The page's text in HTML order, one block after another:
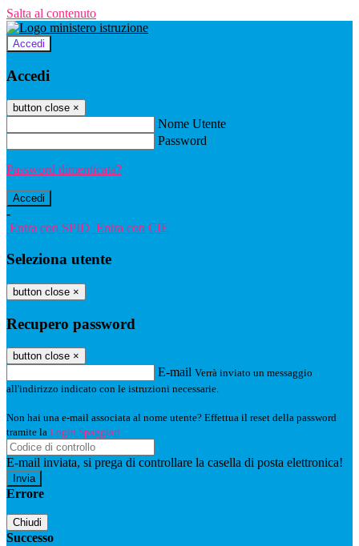
Salta al contenuto
Accedi
Accedi
button close ×
Nome Utente
Password
Password dimenticata?
-
Entra con SPID Entra con CIE
Seleziona utente
button close ×
Recupero password
button close ×
E-mail Verrà inviato un messaggio
all'indirizzo indicato con le istruzioni necessarie.
Non hai una e-mail associata al nome utente? Effettua il reset della password
tramite la Login Spaggiari
E-mail inviata, si prega di controllare la casella di posta elettronica!
Errore
Chiudi
Successo